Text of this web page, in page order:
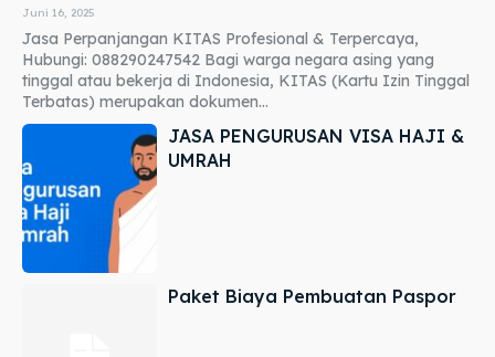
Juni 16, 2025
Jasa Perpanjangan KITAS Profesional & Terpercaya,
Hubungi: 088290247542 Bagi warga negara asing yang
tinggal atau bekerja di Indonesia, KITAS (Kartu Izin Tinggal
Terbatas) merupakan dokumen...
JASA PENGURUSAN VISA HAJI &
UMRAH
Paket Biaya Pembuatan Paspor